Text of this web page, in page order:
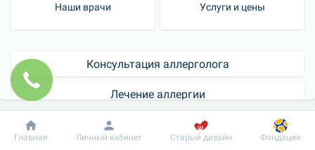
Наши врачи Услуги и цены
Консультация аллерголога
Лечение аллергии
Как стать нашим пациентом
Добробут
Информация Пациенту
Главная Личный кабинет Старый дизайн Фондация